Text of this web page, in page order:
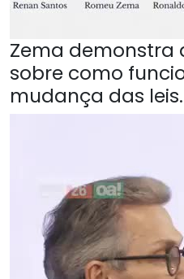
Zema demonstra
sobre como
mudança das